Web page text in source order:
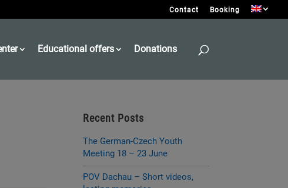
Contact Booking
Educational offers Donations
Recent Posts
The German-Czech Youth
Meeting 18 – 23 June
POV Dachau – Short videos,